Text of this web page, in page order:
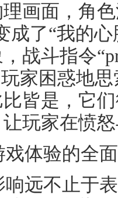
画面，角色
成了“我的
战斗指令
家困惑地
皆是，它
玩家在愤
体验的全
远不止于